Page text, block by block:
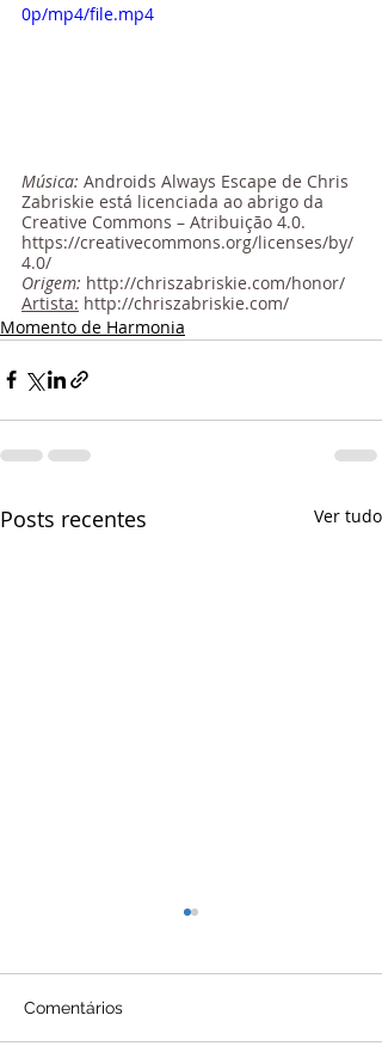
0p/mp4/file.mp4
Música: Androids Always Escape de Chris
Zabriskie está licenciada ao abrigo da
Creative Commons – Atribuição 4.0.
https://creativecommons.org/licenses/by/
4.0/
Origem: http://chriszabriskie.com/honor/
Artista: http://chriszabriskie.com/
Momento de Harmonia
Posts recentes Ver tudo
Ao teu alcance
Comentários